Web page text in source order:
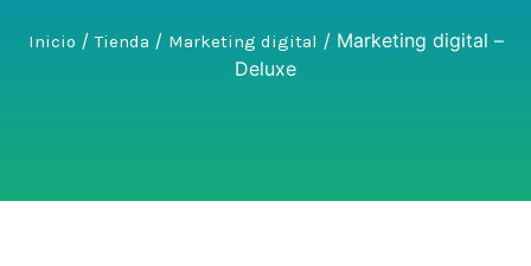
Inicio /Tienda / Marketing digital / Marketing digital –
Deluxe